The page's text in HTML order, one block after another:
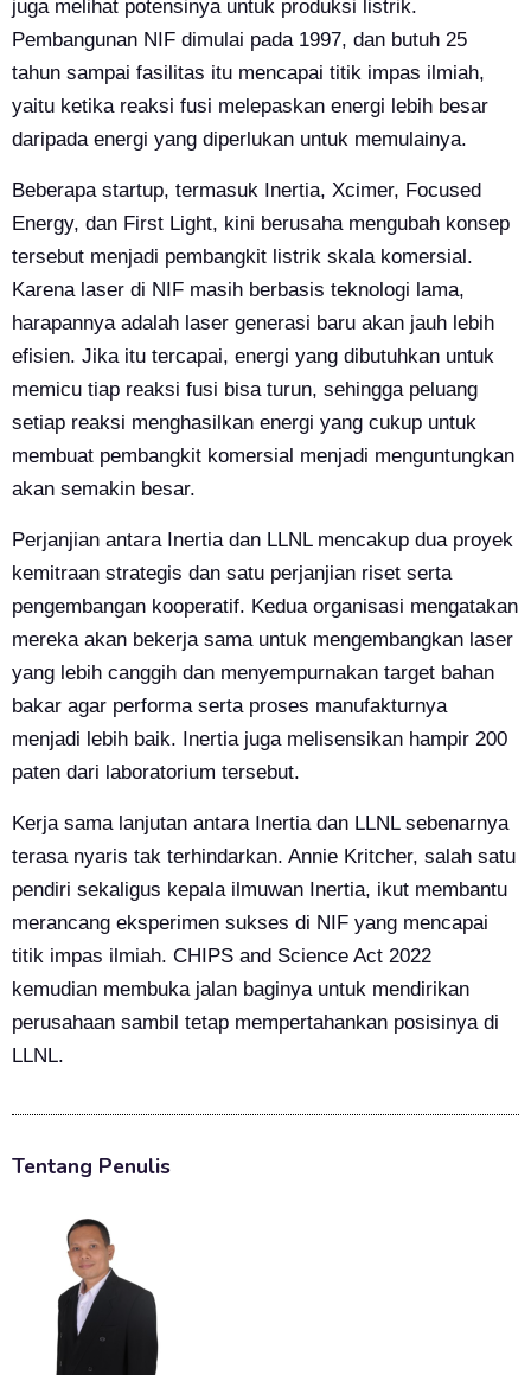
juga melihat potensinya untuk produksi listrik.
Pembangunan NIF dimulai pada 1997, dan butuh 25
tahun sampai fasilitas itu mencapai titik impas ilmiah,
yaitu ketika reaksi fusi melepaskan energi lebih besar
daripada energi yang diperlukan untuk memulainya.
Beberapa startup, termasuk Inertia, Xcimer, Focused
Energy, dan First Light, kini berusaha mengubah konsep
tersebut menjadi pembangkit listrik skala komersial.
Karena laser di NIF masih berbasis teknologi lama,
harapannya adalah laser generasi baru akan jauh lebih
efisien. Jika itu tercapai, energi yang dibutuhkan untuk
memicu tiap reaksi fusi bisa turun, sehingga peluang
setiap reaksi menghasilkan energi yang cukup untuk
membuat pembangkit komersial menjadi menguntungkan
akan semakin besar.
Perjanjian antara Inertia dan LLNL mencakup dua proyek
kemitraan strategis dan satu perjanjian riset serta
pengembangan kooperatif. Kedua organisasi mengatakan
mereka akan bekerja sama untuk mengembangkan laser
yang lebih canggih dan menyempurnakan target bahan
bakar agar performa serta proses manufakturnya
menjadi lebih baik. Inertia juga melisensikan hampir 200
paten dari laboratorium tersebut.
Kerja sama lanjutan antara Inertia dan LLNL sebenarnya
terasa nyaris tak terhindarkan. Annie Kritcher, salah satu
pendiri sekaligus kepala ilmuwan Inertia, ikut membantu
merancang eksperimen sukses di NIF yang mencapai
titik impas ilmiah. CHIPS and Science Act 2022
kemudian membuka jalan baginya untuk mendirikan
perusahaan sambil tetap mempertahankan posisinya di
LLNL.
Tentang Penulis